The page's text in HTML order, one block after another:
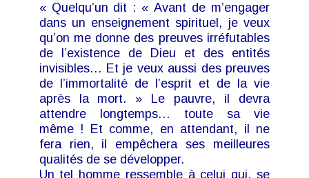
« Quelqu’un dit : « Avant de m’engager
dans un enseignement spirituel, je veux
qu’on me donne des preuves irréfutables
de l’existence de Dieu et des entités
invisibles… Et je veux aussi des preuves
de l’immortalité de l’esprit et de la vie
après la mort. » Le pauvre, il devra
attendre longtemps… toute sa vie
même ! Et comme, en attendant, il ne
fera rien, il empêchera ses meilleures
qualités de se développer.
Un tel homme ressemble à celui qui, se